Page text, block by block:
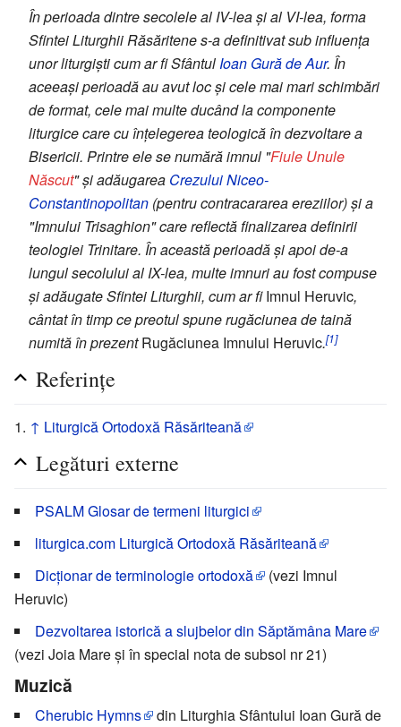
În perioada dintre secolele al IV-lea şi al VI-lea, forma
Sfintei Liturghii Răsăritene s-a definitivat sub influenţa
unor liturgişti cum ar fi Sfântul Ioan Gură de Aur. În
aceeaşi perioadă au avut loc şi cele mai mari schimbări
de format, cele mai multe ducând la componente
liturgice care cu înţelegerea teologică în dezvoltare a
Bisericii. Printre ele se numără imnul "Fiule Unule
Născut" şi adăugarea Crezului Niceo-
Constantinopolitan (pentru contracararea ereziilor) şi a
"Imnului Trisaghion" care reflectă finalizarea definirii
teologiei Trinitare. În această perioadă şi apoi de-a
lungul secolului al IX-lea, multe imnuri au fost compuse
şi adăugate Sfintei Liturghii, cum ar fiImnul Heruvic,
cântat în timp ce preotul spune rugăciunea de taină
numită în prezentRugăciunea Imnului Heruvic.[1]
Referinţe
↑ Liturgică Ortodoxă Răsăriteană
Legături externe
PSALM Glosar de termeni liturgici
liturgica.com Liturgică Ortodoxă Răsăriteană
Dicţionar de terminologie ortodoxă
(vezi Imnul
Heruvic)
Dezvoltarea istorică a slujbelor din Săptămâna Mare
(vezi Joia Mare şi în special nota de subsol nr 21)
Muzică
Cherubic Hymns din Liturghia Sfântului Ioan Gură de